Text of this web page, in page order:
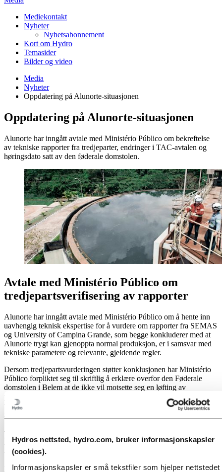
Hydros nettsted, hydro.com, bruker informasjonskapsler
(cookies).
Informasjonskapsler er små tekstfiler som hjelper nettstedet
Mediekontakt
Nyheter
Nyhetsabonnement
Kort om Hydro
Temasider
Bilder og video
Media
Nyheter
Oppdatering på Alunorte-situasjonen
Oppdatering på Alunorte-situasjonen
Alunorte har inngått avtale med Ministério Público om bekreftelse
av tekniske rapporter fra tredjeparter, endringer i TAC-avtalen og
høringsdato satt av den føderale domstolen.
Avtale med Ministério Público om
tredjepartsverifisering av rapporter
Alunorte har inngått avtale med Ministério Público om å hente inn
uavhengig teknisk ekspertise for å vurdere om rapporter fra SEMAS
og University of Campina Grande, som begge konkluderer med at
Alunorte trygt kan gjenoppta normal produksjon, er i samsvar med
tekniske parametere og relevante, gjeldende regler.
Dersom tredjepartsvurderingen støtter konklusjonen har Ministério
Público forpliktet seg til skriftlig å erklære overfor den Føderale
domstolen i Belem at de ikke vil motsette seg en løfting av
produksjonsembargoen. Avtalen definerer en tidslinje for
vurderingen, som skal være ferdig i løpet av april. Avtalen
inkluderer ikke en tidslinje for avgjørelsen som skal fattes av retten.
Dato satt av den føderale domstolen for
høring om embargoene på Alunorte
Den føderale domstolen i Belem har innkalt til høring 4. april